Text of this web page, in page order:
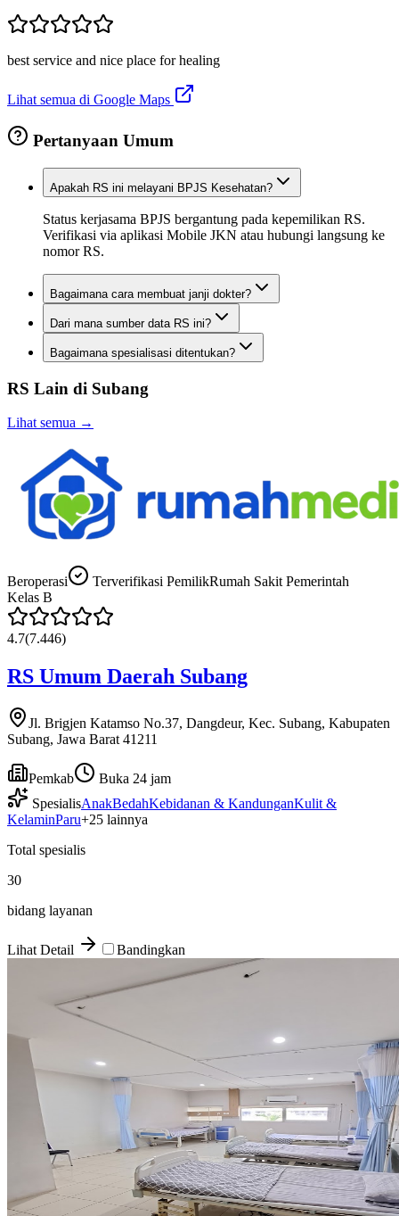
best service and nice place for healing
Lihat semua di Google Maps
Pertanyaan Umum
Apakah RS ini melayani BPJS Kesehatan?
Status kerjasama BPJS bergantung pada kepemilikan RS.
Verifikasi via aplikasi Mobile JKN atau hubungi langsung ke
nomor RS.
Bagaimana cara membuat janji dokter?
Dari mana sumber data RS ini?
Bagaimana spesialisasi ditentukan?
RS Lain di Subang
Lihat semua →
Beroperasi Terverifikasi PemilikRumah Sakit Pemerintah
Kelas B
4.7(7.446)
RS Umum Daerah Subang
Jl. Brigjen Katamso No.37, Dangdeur, Kec. Subang, Kabupaten
Subang, Jawa Barat 41211
Pemkab
Buka 24 jam
SpesialisAnakBedahKebidanan & KandunganKulit &
KelaminParu+25 lainnya
Total spesialis
30
bidang layanan
Lihat Detail Bandingkan